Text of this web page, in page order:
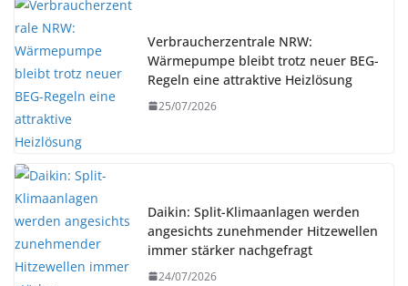
Verbraucherzentrale NRW:
Wärmepumpe bleibt trotz neuer BEG-
Regeln eine attraktive Heizlösung
25/07/2026
Daikin: Split-Klimaanlagen werden
angesichts zunehmender Hitzewellen
immer stärker nachgefragt
24/07/2026